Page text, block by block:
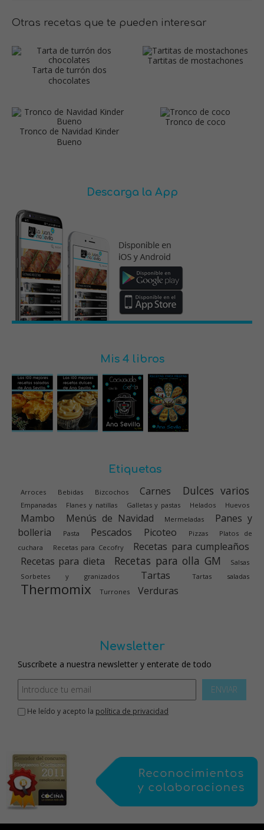
Otras recetas que te pueden interesar
Tarta de turrón dos
chocolates
Tartitas de mostachones
Tronco de Navidad Kinder
Bueno
Tronco de coco
Descarga la App
Mis 4 libros
Etiquetas
Arroces Bebidas Bizcochos Carnes Dulces varios
Empanadas Flanes y natillas Galletas y pastas Helados Huevos
Mambo Menús de Navidad Mermeladas
Panes y
bolleria
Pasta Pescados Picoteo Pizzas
Platos de
cuchara
Recetas para Cecofry
Recetas para cumpleaños
Recetas para dieta
Recetas para olla GM
Salsas
Sorbetes y granizados
Tartas Tartas saladas
Thermomix Turrones Verduras
Newsletter
Suscríbete a nuestra newsletter y enterate de todo
ENVIAR
He leído y acepto la política de privacidad